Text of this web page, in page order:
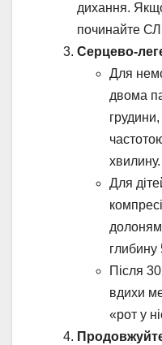
дихання.
починайте
Серцево-
Для
двома
хвилину.
Для
глибину
Після
вдихи
«рот у